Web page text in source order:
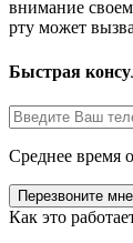
внимание
рту может
Быстрая
Среднее время
Как это